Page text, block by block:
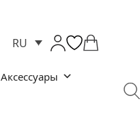
RU
Аксессуары